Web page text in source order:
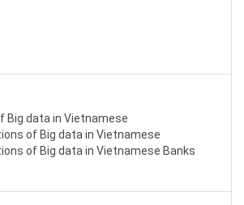
Big data in Vietnamese
of Big data in Vietnamese
of Big data in Vietnamese Banks